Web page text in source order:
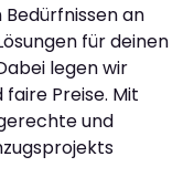
Bedürfnissen an
für deinen
legen wir
Preise. Mit
und